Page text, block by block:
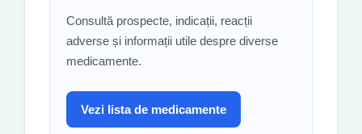
Consultă prospecte, indicații, reacții
adverse și informații utile despre diverse
medicamente.
Vezi lista de medicamente